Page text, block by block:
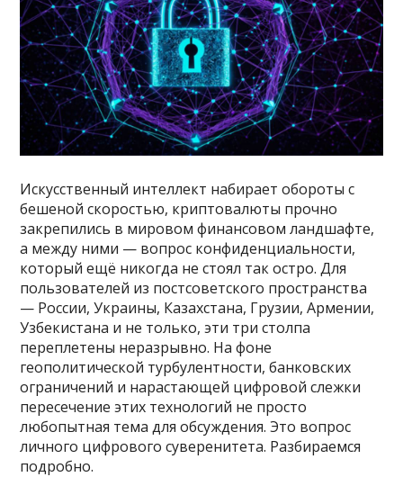
Искусственный интеллект набирает обороты с
бешеной скоростью, криптовалюты прочно
закрепились в мировом финансовом ландшафте,
а между ними — вопрос конфиденциальности,
который ещё никогда не стоял так остро. Для
пользователей из постсоветского пространства
— России, Украины, Казахстана, Грузии, Армении,
Узбекистана и не только, эти три столпа
переплетены неразрывно. На фоне
геополитической турбулентности, банковских
ограничений и нарастающей цифровой слежки
пересечение этих технологий не просто
любопытная тема для обсуждения. Это вопрос
личного цифрового суверенитета. Разбираемся
подробно.